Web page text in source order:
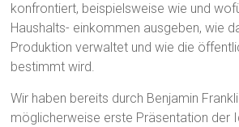
konfrontiert, beispielsweise wie und
Haushalts- einkommen ausgeben, wie
Produktion verwaltet und wie die
bestimmt wird.
Wir haben bereits durch Benjamin
möglicherweise erste Präsentation der